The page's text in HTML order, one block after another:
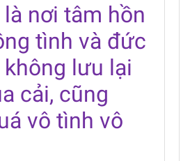
nơi tâm hồn
tình và đức
không lưu lại
cải, cũng
vô tình vô